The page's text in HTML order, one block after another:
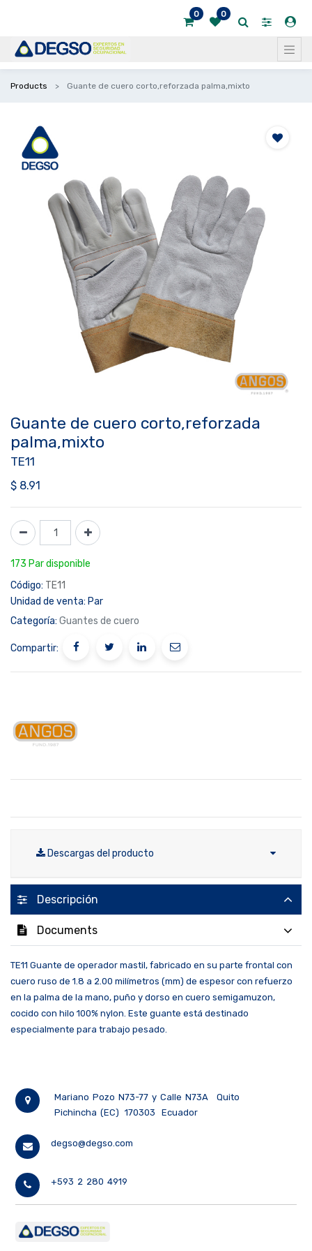
0 0
Products Guante de cuero corto,reforzada palma,mixto
Guante de cuero corto,reforzada
palma,mixto
TE11
$ 8.91
173 Par disponible
Código: TE11
Unidad de venta: Par
Categoría: Guantes de cuero
Compartir:
Descargas del producto
Descripción
Documents
TE11 Guante de operador mastil, fabricado en su parte frontal con
cuero ruso de 1.8 a 2.00 milímetros (mm) de espesor con refuerzo
en la palma de la mano, puño y dorso en cuero semigamuzon,
cocido con hilo 100% nylon. Este guante está destinado
especialmente para trabajo pesado.
Mariano Pozo N73-77 y Calle N73A
Quito
Pichincha (EC)
170303 Ecuador
degso@degso.com
+593 2 280 4919